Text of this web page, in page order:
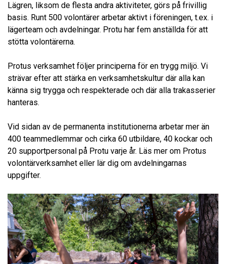
Lägren, liksom de flesta andra aktiviteter, görs på frivillig
basis. Runt 500 volontärer arbetar aktivt i föreningen, t.ex. i
lägerteam och avdelningar. Protu har fem anställda för att
stötta volontärerna.
Protus verksamhet följer principerna för en trygg miljö. Vi
strävar efter att stärka en verksamhetskultur där alla kan
känna sig trygga och respekterade och där alla trakasserier
hanteras.
Vid sidan av de permanenta institutionerna arbetar mer än
400 teammedlemmar och cirka 60 utbildare, 40 kockar och
20 supportpersonal på Protu varje år. Läs mer om Protus
volontärverksamhet eller lär dig om avdelningarnas
uppgifter.